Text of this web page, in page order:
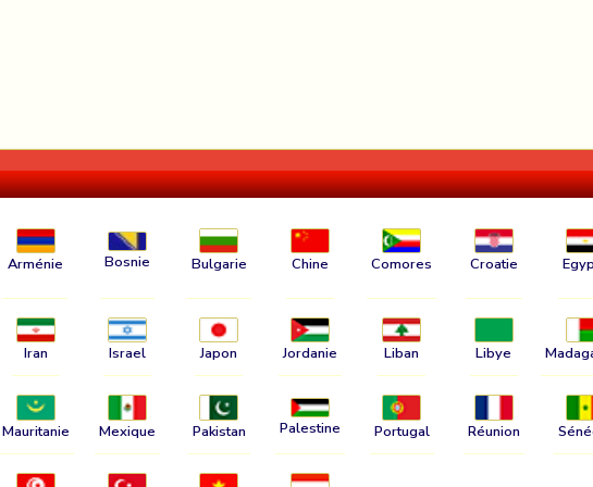
Arménie Bosnie Bulgarie Chine Comores Croatie
Iran Israel Japon Jordanie Liban Libye
Mauritanie Mexique Pakistan Palestine Portugal Réunion